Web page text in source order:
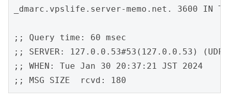
_dmarc.vpslife.server-memo.net.	3600 IN	TXT	"v=DMARC1; p=none; rua=mailto:dmarcrepo@vpslife.server-memo.net; ruf=mailto:dmarcrepo@vpslife.server-memo.net"
;; Query time: 60 msec
;; SERVER: 127.0.0.53#53(127.0.0.53) (UDP)
;; WHEN: Tue Jan 30 20:37:21 JST 2024